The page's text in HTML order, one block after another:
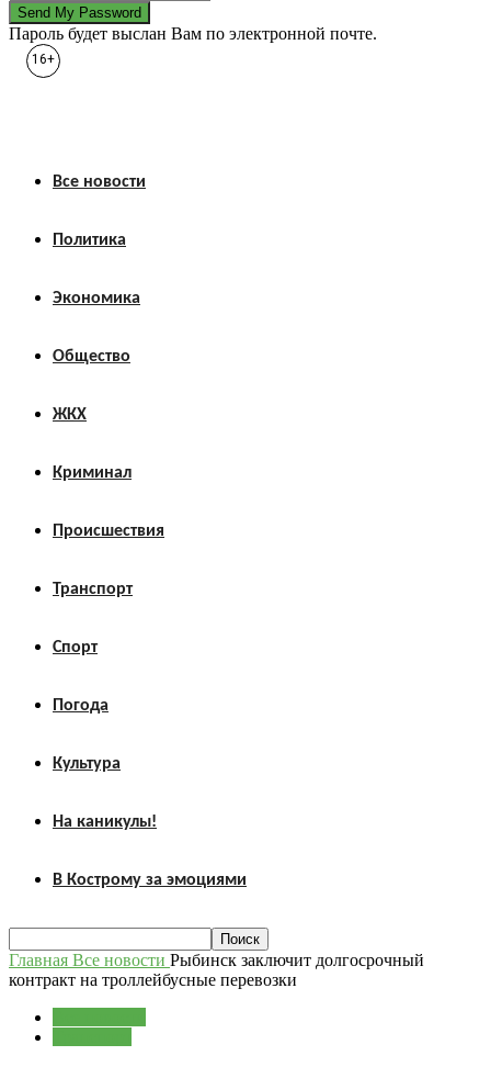
Пароль будет выслан Вам по электронной почте.
16+
Все новости
Политика
Экономика
Общество
ЖКХ
Криминал
Происшествия
Транспорт
Спорт
Погода
Культура
На каникулы!
В Кострому за эмоциями
Главная Все новости Рыбинск заключит долгосрочный
контракт на троллейбусные перевозки